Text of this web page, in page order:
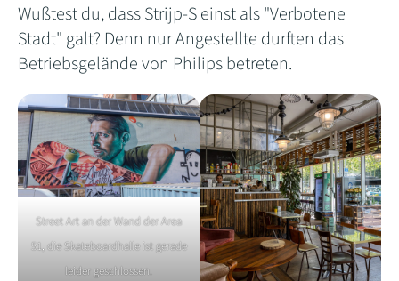
Wußtest du, dass Strijp-S einst als "Verbotene
Stadt" galt? Denn nur Angestellte durften das
Betriebsgelände von Philips betreten.
Street Art an der Wand der Area
51, die Skateboardhalle ist gerade
leider geschlossen.